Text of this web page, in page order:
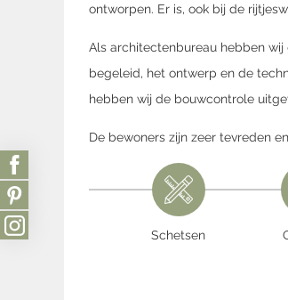
ontworpen. Er is, ook bij de
Als architectenbureau hebben
begeleid, het ontwerp en de
hebben wij de bouwcontrole
De bewoners zijn zeer tevreden
Schetsen